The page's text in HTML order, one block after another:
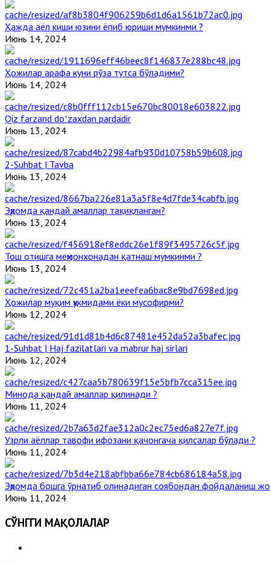
Ҳажда аёл киши юзини ёпиб юриши мумкинми ?
Июнь 14, 2024
Ҳожилар арафа куни рўза тутса бўладими?
Июнь 14, 2024
Qiz farzand doʻzaxdan pardadir
Июнь 13, 2024
2-Suhbat | Tavba
Июнь 13, 2024
Эҳромда қандай амаллар тақиқланган?
Июнь 13, 2024
Тош отишга меҳмонхонадан қатнаш мумкинми ?
Июнь 13, 2024
Ҳожилар муқим ҳукмидами ёки мусофирми?
Июнь 12, 2024
1-Suhbat | Haj fazilatlari va mabrur haj sirlari
Июнь 12, 2024
Минода қандай амаллар қилинади ?
Июнь 11, 2024
Узрли аёллар тавофи ифозани қачонгача қилсалар бўлади ?
Июнь 11, 2024
Эҳромда бошга ўрнатиб олинадиган соябондан фойдаланиш
Июнь 11, 2024
СЎНГГИ МАҚОЛАЛАР